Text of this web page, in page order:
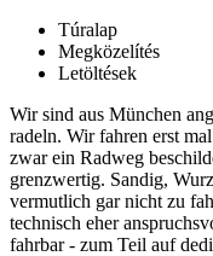
Túralap
Megközelítés
Letöltések
Wir sind aus München
radeln. Wir fahren erst
zwar ein Radweg
grenzwertig. Sandig,
vermutlich gar nicht zu
technisch eher
fahrbar - zum Teil auf